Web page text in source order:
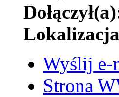
Wyślij e-
Strona